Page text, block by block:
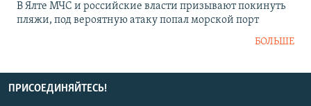
В Ялте МЧС и российские власти призывают покинуть
пляжи, под вероятную атаку попал морской порт
БОЛЬШЕ
ПРИСОЕДИНЯЙТЕСЬ!